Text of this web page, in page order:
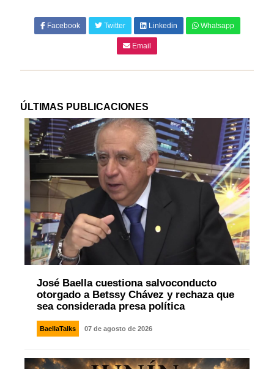
Facebook Twitter Linkedin Whatsapp
Email
ÚLTIMAS PUBLICACIONES
José Baella cuestiona salvoconducto
otorgado a Betssy Chávez y rechaza que
sea considerada presa política
BaellaTalks 07 de agosto de 2026